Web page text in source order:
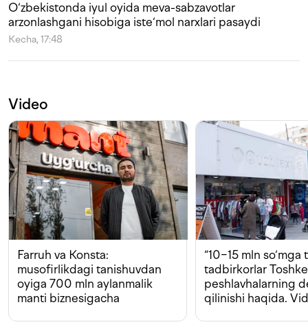
O‘zbekistonda iyul oyida meva-sabzavotlar
arzonlashgani hisobiga iste‘mol narxlari pasaydi
Kecha, 17:48
Video
Farruh va Konsta:
musofirlikdagi tanishuvdan
oyiga 700 mln aylanmalik
manti biznesigacha
“10−15 mln so‘mga
tadbirkorlar
peshlavhalarning
qilinishi haqida.